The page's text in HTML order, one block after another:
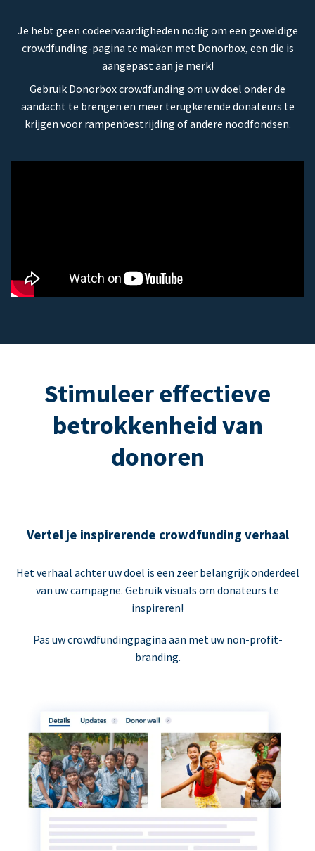
Je hebt geen codeervaardigheden nodig om een geweldige
crowdfunding-pagina te maken met Donorbox, een die is
aangepast aan je merk!
Gebruik Donorbox crowdfunding om uw doel onder de
aandacht te brengen en meer terugkerende donateurs te
krijgen voor rampenbestrijding of andere noodfondsen.
Stimuleer effectieve
betrokkenheid van
donoren
Vertel je inspirerende crowdfunding verhaal
Het verhaal achter uw doel is een zeer belangrijk onderdeel
van uw campagne. Gebruik visuals om donateurs te
inspireren!
Pas uw crowdfundingpagina aan met uw non-profit-
branding.